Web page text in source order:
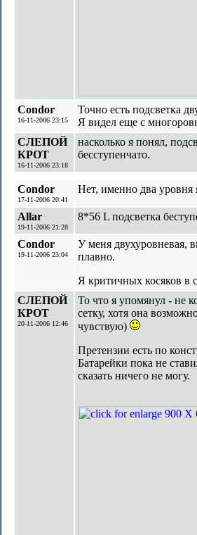
Сondor
16-11-2006 23:15
Точно есть подсветка
Я видел еще с
СЛЕПОЙ
КРОТ
16-11-2006 23:18
насколько я понял,
бесступенчато.
Сondor
17-11-2006 20:41
Нет, именно два уровня
Allar
19-11-2006 21:28
8*56 L подсветка
Сondor
19-11-2006 23:04
У меня двухуровневая,
плавно.
Я критичных косяков в
СЛЕПОЙ
КРОТ
20-11-2006 12:46
То что я упомянул - не
сетку, хотя она
чувствую)
Претензии есть по
Батарейки пока не
сказать ничего не могу.